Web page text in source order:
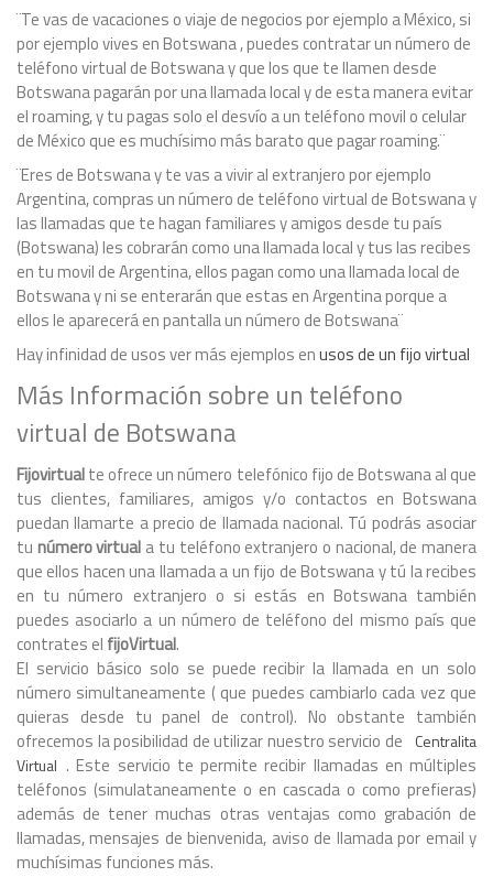
¨Te vas de vacaciones o viaje de negocios por ejemplo a México, si
por ejemplo vives en Botswana , puedes contratar un número de
teléfono virtual de Botswana y que los que te llamen desde
Botswana pagarán por una llamada local y de esta manera evitar
el roaming, y tu pagas solo el desvío a un teléfono movil o celular
de México que es muchísimo más barato que pagar roaming.¨
¨Eres de Botswana y te vas a vivir al extranjero por ejemplo
Argentina, compras un número de teléfono virtual de Botswana y
las llamadas que te hagan familiares y amigos desde tu país
(Botswana) les cobrarán como una llamada local y tus las recibes
en tu movil de Argentina, ellos pagan como una llamada local de
Botswana y ni se enterarán que estas en Argentina porque a
ellos le aparecerá en pantalla un número de Botswana¨
Hay infinidad de usos ver más ejemplos enusos de un fijo virtual
Más Información sobre un teléfono
virtual de Botswana
Fijovirtualte ofrece un número telefónico fijo de Botswana al que
tus clientes, familiares, amigos y/o contactos en Botswana
puedan llamarte a precio de llamada nacional. Tú podrás asociar
tu número virtual a tu teléfono extranjero o nacional, de manera
que ellos hacen una llamada a un fijo de Botswana y tú la recibes
en tu número extranjero o si estás en Botswana también
puedes asociarlo a un número de teléfono del mismo país que
contrates el fijoVirtual.
El servicio básico solo se puede recibir la llamada en un solo
número simultaneamente ( que puedes cambiarlo cada vez que
quieras desde tu panel de control). No obstante también
ofrecemos la posibilidad de utilizar nuestro servicio de
Centralita
Virtual . Este servicio te permite recibir llamadas en múltiples
teléfonos (simulataneamente o en cascada o como prefieras)
además de tener muchas otras ventajas como grabación de
llamadas, mensajes de bienvenida, aviso de llamada por email y
muchísimas funciones más.